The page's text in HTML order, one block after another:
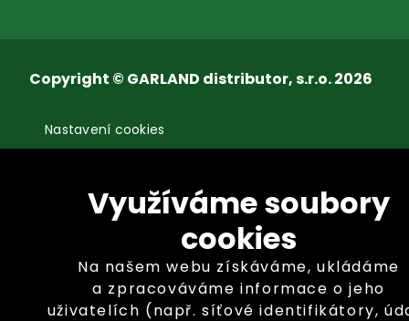
Využíváme soubory
cookies
Na našem webu získáváme, ukládáme
a zpracováváme informace o jeho
uživatelích (např. síťové identifikátory,
Copyright © GARLAND distributor, s.r.o. 2026
Nastavení cookies